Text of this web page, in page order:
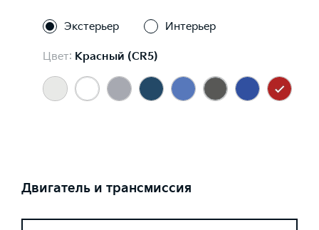
Экстерьер Интерьер
Цвет: Красный (CR5)
Двигатель и трансмиссия